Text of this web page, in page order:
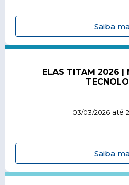
Saiba
ELAS TITAM 2026 |
03/03/2026até
Saiba